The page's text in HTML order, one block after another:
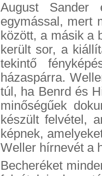
August Sander
egymással, mert
között, a másik a
került sor, a
tekintő
házaspárra.
túl, ha Benrd és
minőségűek
készült felvétel,
képnek,
Weller hírnevét a
Becheréket